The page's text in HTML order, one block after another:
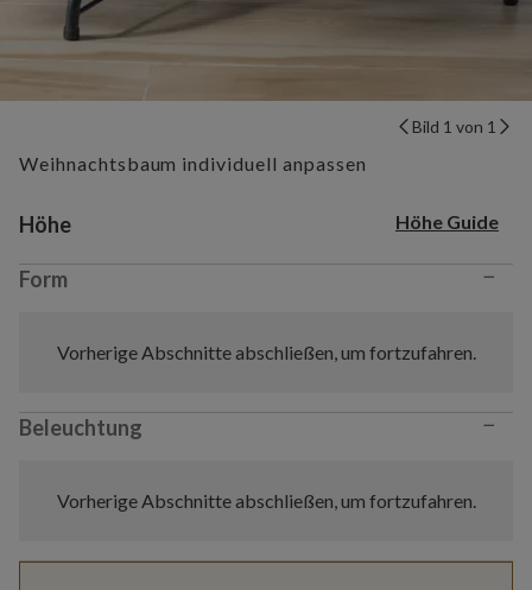
Bild 1 von 1
Weihnachtsbaum individuell anpassen
Variant selection
Höhe Höhe Guide
Form −
Vorherige Abschnitte abschließen, um fortzufahren.
Beleuchtung −
Vorherige Abschnitte abschließen, um fortzufahren.